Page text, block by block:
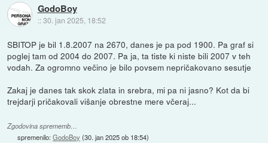
GodoBoy
::30. jan 2025, 18:52
SBITOP je bil 1.8.2007 na 2670, danes je pa pod 1900. Pa graf si
poglej tam od 2004 do 2007. Pa ja, ta tiste ki niste bili 2007 v teh
vodah. Za ogromno večino je bilo povsem nepričakovano sesutje
Zakaj je danes tak skok zlata in srebra, mi pa ni jasno? Kot da bi
trejdarji pričakovali višanje obrestne mere včeraj...
Zgodovina sprememb…
spremenilo:GodoBoy (30. jan 2025 ob 18:54)